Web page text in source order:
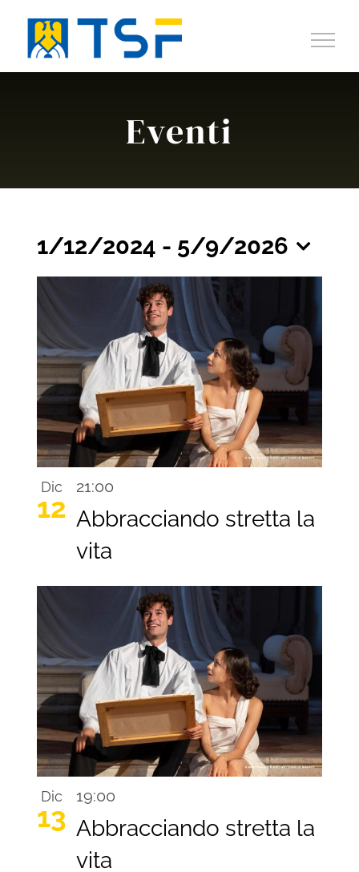
contenuto
Eventi
1/12/2024 - 5/9/2026
Select
date.
Dic
12
21:00
Abbracciando stretta la
vita
Dic
13
19:00
Abbracciando stretta la
vita